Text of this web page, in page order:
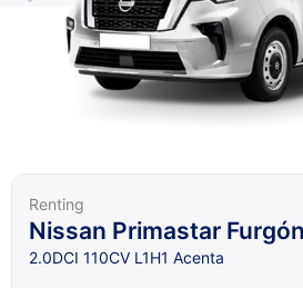
Renting
Nissan Primastar Furgón
2.0DCI 110CV L1H1 Acenta